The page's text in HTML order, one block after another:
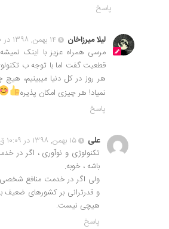
پاسخ
لیلا میرزاخان
۱۴ بهمن, ۱۳۹۸ در ۸:۰۰ ب٫ظ
مرسی همراه عزیز با اینک
قطعیت گفت اما با توجه ب
هر روز در کل دنیا میبینیم،
نمیاد! هر چیزی امکان پذیره
پاسخ
علی
۱۵ بهمن, ۱۳۹۸ در ۱۰:۰۹ ق٫ظ
تکنولوژی و نوآوری ، اگر در
باشه ، خوبه.
ولی اگر در خدمت منافع
و قدرترانی بر کشورهای ضعیف
هیچی نیست.
پاسخ